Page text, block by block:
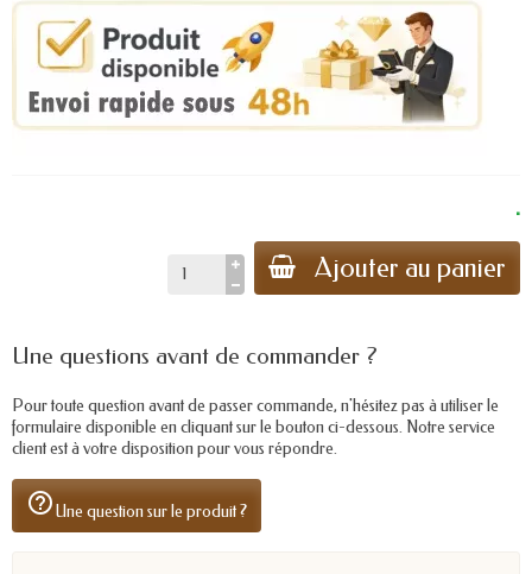
.
Ajouter au panier
Une questions avant de commander ?
Pour toute question avant de passer commande, n'hésitez pas à utiliser le
formulaire disponible en cliquant sur le bouton ci-dessous. Notre service
client est à votre disposition pour vous répondre.
help_outlineUne question sur le produit ?